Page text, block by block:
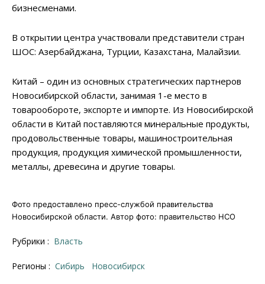
бизнесменами.
В открытии центра участвовали представители стран
ШОС: Азербайджана, Турции, Казахстана, Малайзии.
Китай – один из основных стратегических партнеров
Новосибирской области, занимая 1-е место в
товарообороте, экспорте и импорте. Из Новосибирской
области в Китай поставляются минеральные продукты,
продовольственные товары, машиностроительная
продукция, продукция химической промышленности,
металлы, древесина и другие товары.
Фото предоставлено пресс-службой правительства
Новосибирской области. Автор фото: правительство НСО
Рубрики : Власть
Регионы : Сибирь Новосибирск